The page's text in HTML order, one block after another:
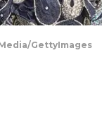
GettyImages